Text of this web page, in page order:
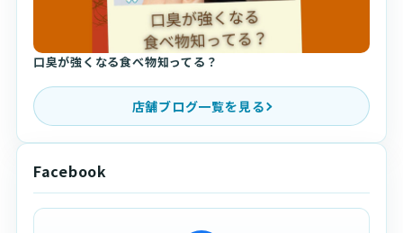
口臭が強くなる食べ物知ってる？
店舗ブログ一覧を見る
Facebook